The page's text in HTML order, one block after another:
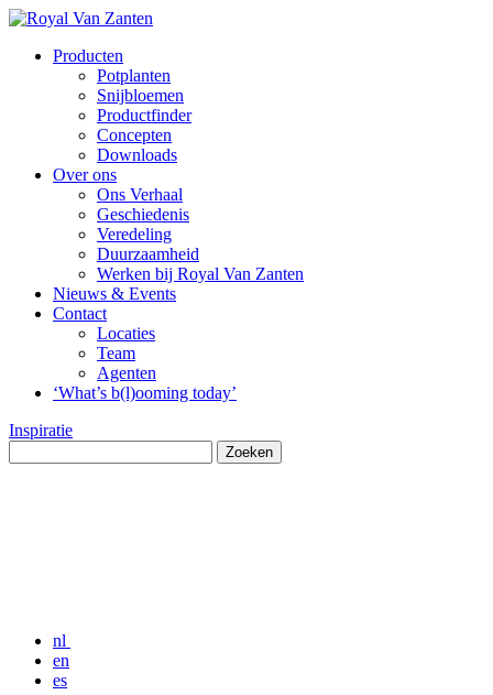
Producten
Potplanten
Snijbloemen
Productfinder
Concepten
Downloads
Over ons
Ons Verhaal
Geschiedenis
Veredeling
Duurzaamheid
Werken bij Royal Van Zanten
Nieuws & Events
Contact
Locaties
Team
Agenten
‘What’s b(l)ooming today’
Inspiratie
nl
en
es